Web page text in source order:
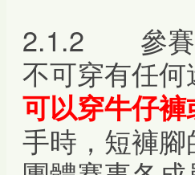
2.1.2 參賽
不可穿有任
可以穿牛仔
手時，短褲